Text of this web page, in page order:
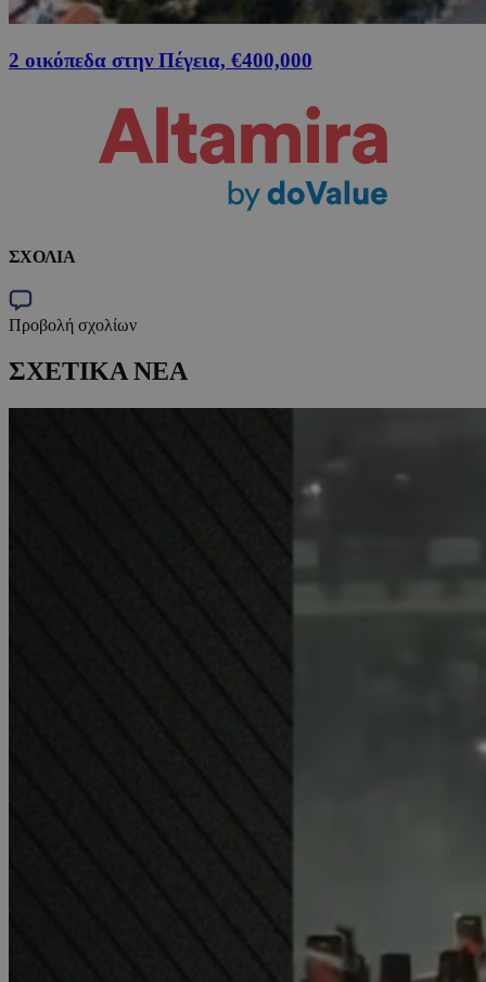
2 οικόπεδα στην Πέγεια, €400,000
ΣΧΟΛΙΑ
Προβολή σχολίων
ΣΧΕΤΙΚΑ ΝΕΑ